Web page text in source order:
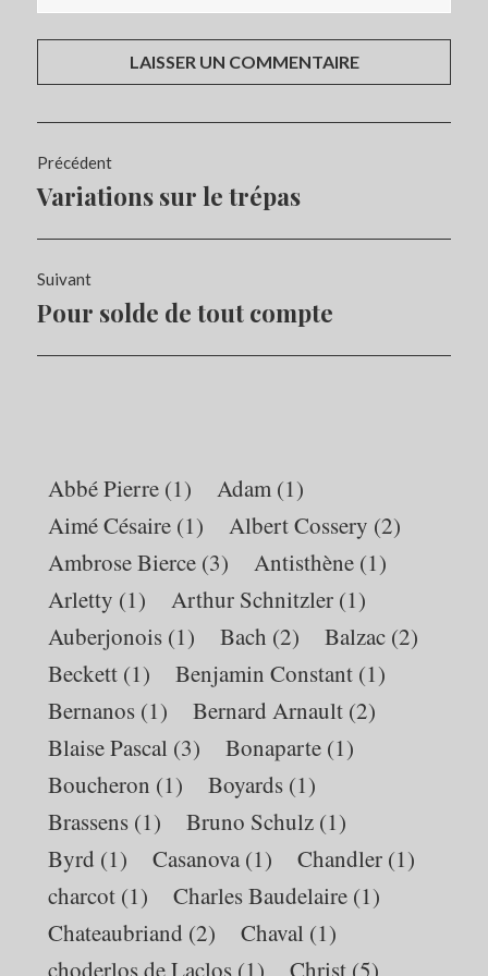
Navigation
de
l’article
Précédent
Article
Variations sur le trépas
Suivant
Article
Pour solde de tout compte
Abbé Pierre (1) Adam (1)
Aimé Césaire (1) Albert Cossery (2)
Ambrose Bierce (3) Antisthène (1)
Arletty (1) Arthur Schnitzler (1)
Auberjonois (1) Bach (2) Balzac (2)
Beckett (1) Benjamin Constant (1)
Bernanos (1) Bernard Arnault (2)
Blaise Pascal (3) Bonaparte (1)
Boucheron (1) Boyards (1)
Brassens (1) Bruno Schulz (1)
Byrd (1) Casanova (1) Chandler (1)
charcot (1) Charles Baudelaire (1)
Chateaubriand (2) Chaval (1)
choderlos de Laclos (1) Christ (5)